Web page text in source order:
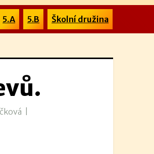
5.A 5.B Školní družina
|